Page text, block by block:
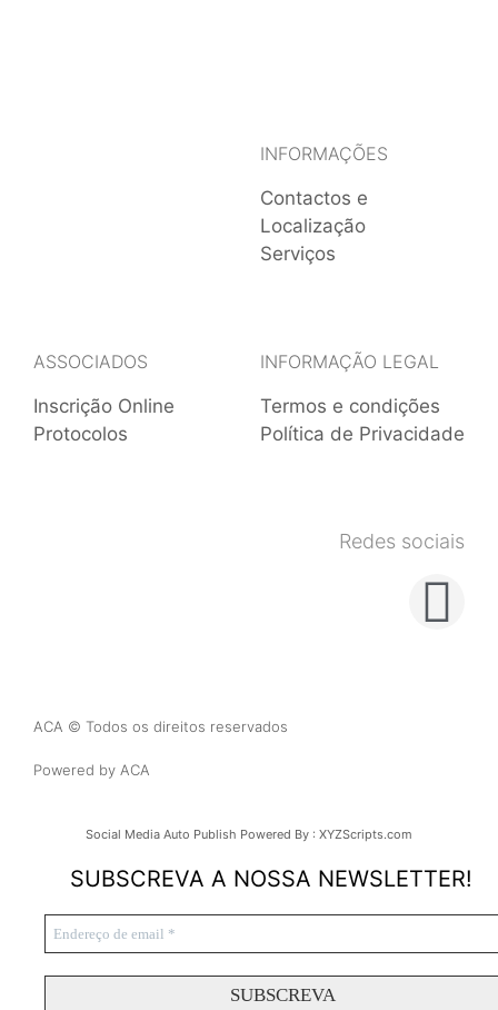
INFORMAÇÕES
Contactos e
Localização
Serviços
ASSOCIADOS
Inscrição Online
Protocolos
INFORMAÇÃO LEGAL
Termos e condições
Política de Privacidade
Redes sociais
ACA © Todos os direitos reservados
Powered by ACA
Social Media Auto Publish Powered By : XYZScripts.com
SUBSCREVA A NOSSA NEWSLETTER!